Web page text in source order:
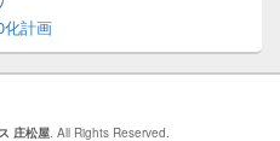
化計画
庄松屋. All Rights Reserved.